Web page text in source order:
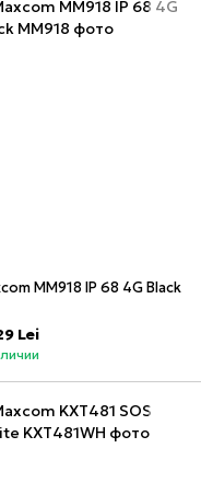
MM918 IP 68 4G Black
Lei